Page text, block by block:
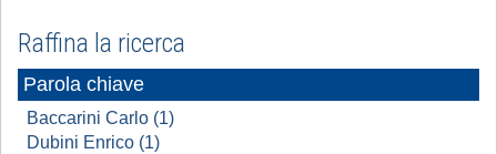
Raffina la ricerca
Parola chiave
Baccarini Carlo (1)
Dubini Enrico (1)